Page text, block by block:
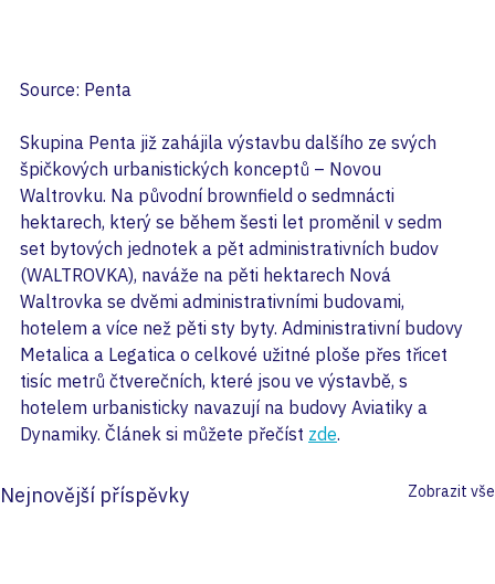
Source: Penta
Skupina Penta již zahájila výstavbu dalšího ze svých
špičkových urbanistických konceptů – Novou
Waltrovku. Na původní brownfield o sedmnácti
hektarech, který se během šesti let proměnil v sedm
set bytových jednotek a pět administrativních budov
(WALTROVKA), naváže na pěti hektarech Nová
Waltrovka se dvěmi administrativními budovami,
hotelem a více než pěti sty byty. Administrativní budovy
Metalica a Legatica o celkové užitné ploše přes třicet
tisíc metrů čtverečních, které jsou ve výstavbě, s
hotelem urbanisticky navazují na budovy Aviatiky a
Dynamiky. Článek si můžete přečíst zde.
Nejnovější příspěvky Zobrazit vše